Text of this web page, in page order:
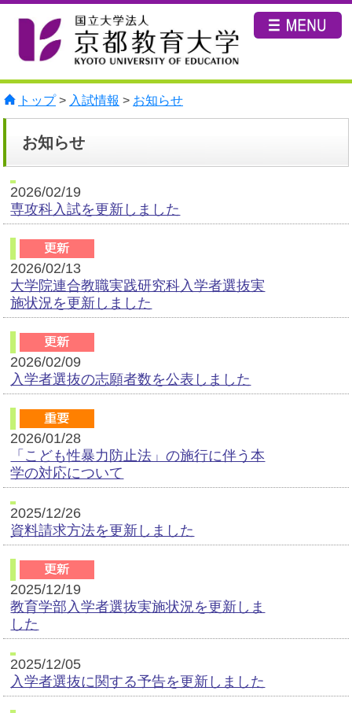
トップ> 入試情報 > お知らせ
お知らせ
2026/02/19
専攻科入試を更新しました
2026/02/13
大学院連合教職実践研究科入学者選抜実
施状況を更新しました
2026/02/09
入学者選抜の志願者数を公表しました
2026/01/28
「こども性暴力防止法」の施行に伴う本
学の対応について
2025/12/26
資料請求方法を更新しました
2025/12/19
教育学部入学者選抜実施状況を更新しま
した
2025/12/05
入学者選抜に関する予告を更新しました